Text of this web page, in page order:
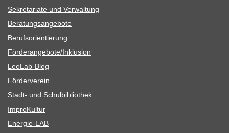
Sekre­ta­riate und Verwaltung
Bera­tungs­an­ge­bote
Berufs­ori­en­tie­rung
Förderangebote/​​Inklusion
Leo­Lab-Blog
För­der­ver­ein
Stadt- und Schulbibliothek
Impro­Kul­tur
Ener­­gie-LAB